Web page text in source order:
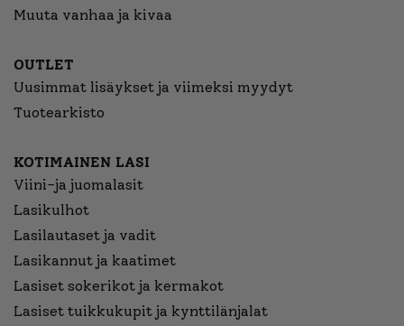
Muuta vanhaa ja kivaa
OUTLET
Uusimmat lisäykset ja viimeksi myydyt
Tuotearkisto
KOTIMAINEN LASI
Viini-ja juomalasit
Lasikulhot
Lasilautaset ja vadit
Lasikannut ja kaatimet
Lasiset sokerikot ja kermakot
Lasiset tuikkukupit ja kynttilänjalat